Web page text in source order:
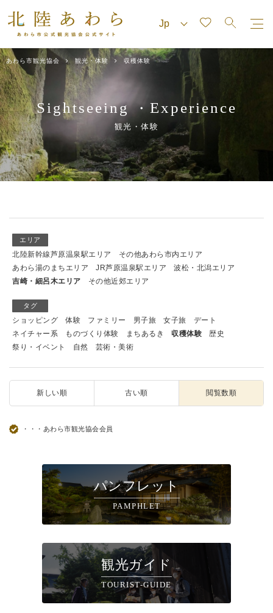
あわら市観光協会 観光・体験 収穫体験
Sightseeing・ Experience
観光・体験
エリア
北陸新幹線芦原温泉駅エリア
その他あわら市内エリア
あわら湯のまちエリア
JR芦原温泉駅エリア
波松・北潟エリア
吉崎・細呂木エリア
その他近郊エリア
タグ
ショッピング 体験 ファミリー 男子旅 女子旅
デート
ネイチャー系
ものづくり体験 まちあるき 収穫体験
歴史
祭り・イベント
自然 芸術・美術
新しい順 古い順 閲覧数順
・・・あわら市観光協会会員
パンフレット
PAMPHLET
観光ガイド
TOURIST-GUIDE